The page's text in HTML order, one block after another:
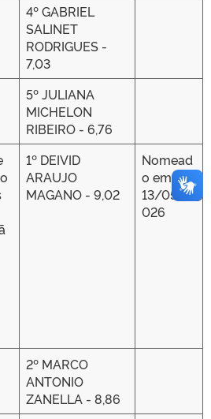
4º GABRIEL
SALINET
RODRIGUES -
7,03
5º JULIANA
MICHELON
RIBEIRO - 6,76
1º DEIVID
ARAUJO
MAGANO - 9,02
Nomead
o em
13/05/2
026
2º MARCO
ANTONIO
ZANELLA - 8,86